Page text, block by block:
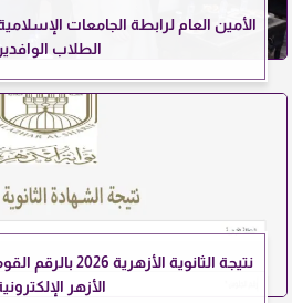
الأمين العام لرابطة الجامعات
الطلاب
نتيجة الثانوية
الأزهر